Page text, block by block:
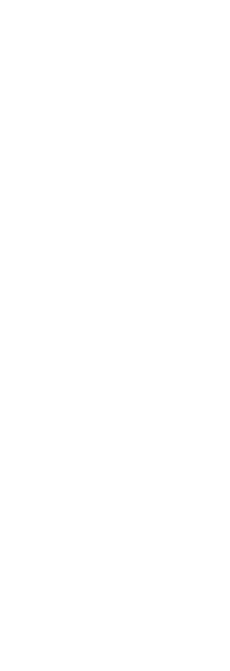
LOST ARK 가야
도도애